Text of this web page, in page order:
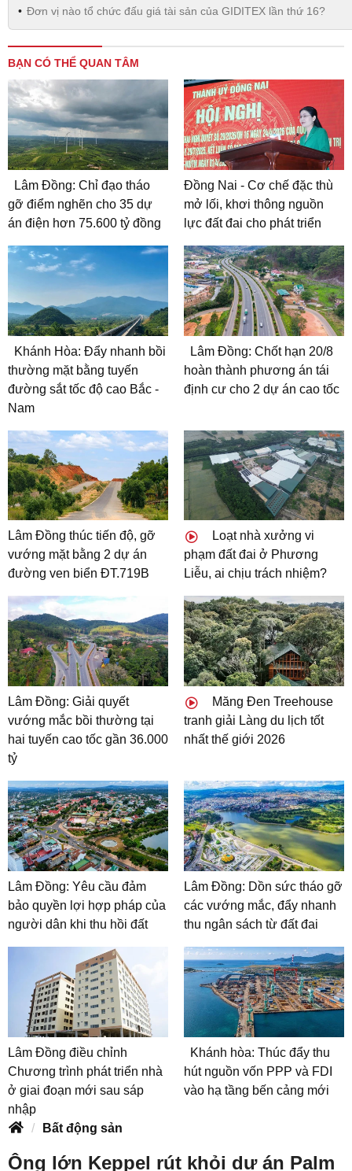
Đơn vị nào tổ chức đấu giá tài sản của GIDITEX lần thứ 16?
BẠN CÓ THỂ QUAN TÂM
Lâm Đồng: Chỉ đạo tháo
gỡ điểm nghẽn cho 35 dự
án điện hơn 75.600 tỷ đồng
Đồng Nai - Cơ chế đặc thù
mở lối, khơi thông nguồn
lực đất đai cho phát triển
Khánh Hòa: Đẩy nhanh bồi
thường mặt bằng tuyến
đường sắt tốc độ cao Bắc -
Nam
Lâm Đồng: Chốt hạn 20/8
hoàn thành phương án tái
định cư cho 2 dự án cao tốc
Lâm Đồng thúc tiến độ, gỡ
vướng mặt bằng 2 dự án
đường ven biển ĐT.719B
Loạt nhà xưởng vi
phạm đất đai ở Phương
Liễu, ai chịu trách nhiệm?
Lâm Đồng: Giải quyết
vướng mắc bồi thường tại
hai tuyến cao tốc gần 36.000
tỷ
Măng Đen Treehouse
tranh giải Làng du lịch tốt
nhất thế giới 2026
Lâm Đồng: Yêu cầu đảm
bảo quyền lợi hợp pháp của
người dân khi thu hồi đất
Lâm Đồng: Dồn sức tháo gỡ
các vướng mắc, đẩy nhanh
thu ngân sách từ đất đai
Lâm Đồng điều chỉnh
Chương trình phát triển nhà
ở giai đoạn mới sau sáp
nhập
Khánh hòa: Thúc đẩy thu
hút nguồn vốn PPP và FDI
vào hạ tầng bến cảng mới
Bất động sản
Ông lớn Keppel rút khỏi dự án Palm